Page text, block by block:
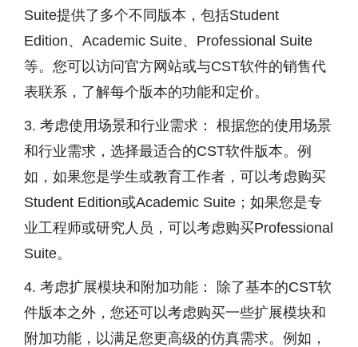
Suite提供了多个不同版本，包括Student
Edition、Academic Suite、Professional Suite
等。您可以访问官方网站或与CST软件的销售代
表联系，了解每个版本的功能和定价。
3. 考虑使用场景和行业需求： 根据您的使用场景
和行业需求，选择最适合的CST软件版本。例
如，如果您是学生或教育工作者，可以考虑购买
Student Edition或Academic Suite；如果您是专
业工程师或研究人员，可以考虑购买Professional
Suite。
4. 考虑扩展模块和附加功能： 除了基本的CST软
件版本之外，您还可以考虑购买一些扩展模块和
附加功能，以满足您更高级的仿真需求。例如，